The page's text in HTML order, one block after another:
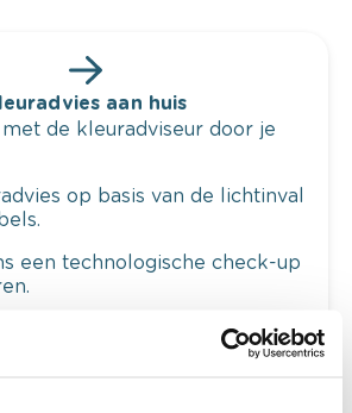
aan huis
met de kleuradviseur door je
op basis van de lichtinval
een technologische check-up